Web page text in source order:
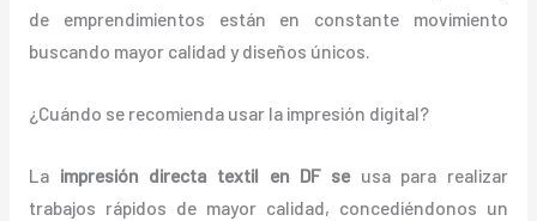
de emprendimientos están en constante movimiento
buscando mayor calidad y diseños únicos.
¿Cuándo se recomienda usar la impresión digital?
La impresión directa textil en DF seusa para realizar
trabajos rápidos de mayor calidad, concediéndonos un